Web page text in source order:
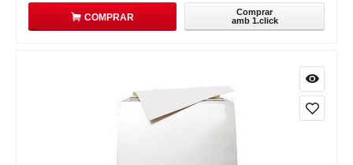
COMPRAR
Comprar
amb 1.click